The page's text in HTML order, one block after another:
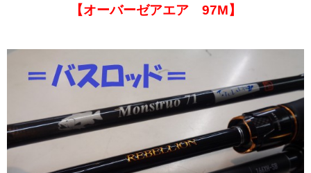
【オーバーゼアエア 97M】